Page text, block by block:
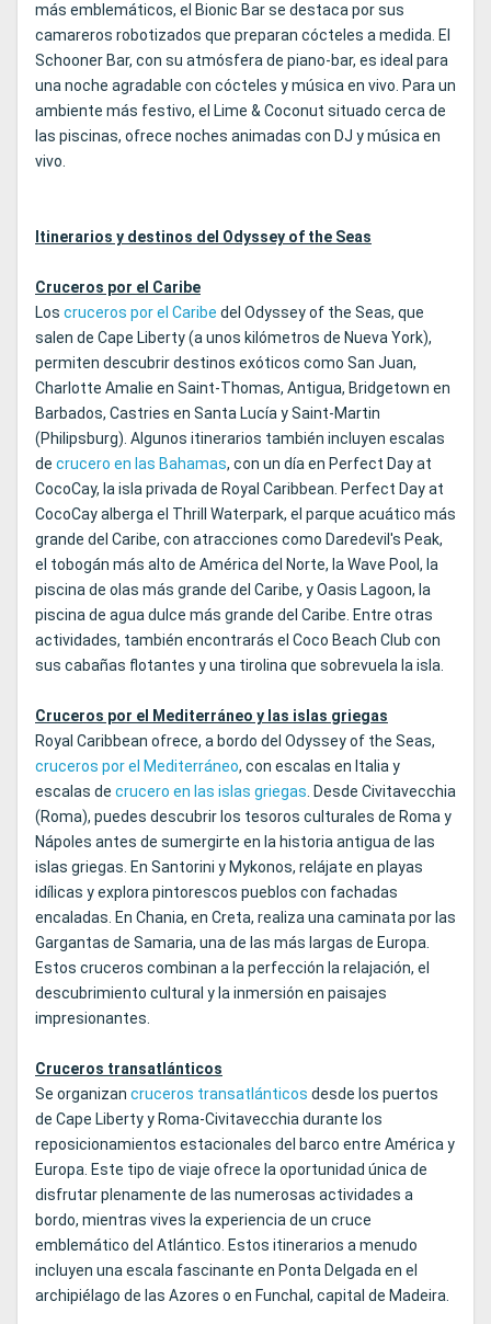
más emblemáticos, el Bionic Bar se destaca por sus
camareros robotizados que preparan cócteles a medida. El
Schooner Bar, con su atmósfera de piano-bar, es ideal para
una noche agradable con cócteles y música en vivo. Para un
ambiente más festivo, el Lime & Coconut situado cerca de
las piscinas, ofrece noches animadas con DJ y música en
vivo.
Itinerarios y destinos del Odyssey of the Seas
Cruceros por el Caribe
Los cruceros por el Caribe del Odyssey of the Seas, que
salen de Cape Liberty (a unos kilómetros de Nueva York),
permiten descubrir destinos exóticos como San Juan,
Charlotte Amalie en Saint-Thomas, Antigua, Bridgetown en
Barbados, Castries en Santa Lucía y Saint-Martin
(Philipsburg). Algunos itinerarios también incluyen escalas
de crucero en las Bahamas, con un día en Perfect Day at
CocoCay, la isla privada de Royal Caribbean. Perfect Day at
CocoCay alberga el Thrill Waterpark, el parque acuático más
grande del Caribe, con atracciones como Daredevil's Peak,
el tobogán más alto de América del Norte, la Wave Pool, la
piscina de olas más grande del Caribe, y Oasis Lagoon, la
piscina de agua dulce más grande del Caribe. Entre otras
actividades, también encontrarás el Coco Beach Club con
sus cabañas flotantes y una tirolina que sobrevuela la isla.
Cruceros por el Mediterráneo y las islas griegas
Royal Caribbean ofrece, a bordo del Odyssey of the Seas,
cruceros por el Mediterráneo, con escalas en Italia y
escalas de crucero en las islas griegas. Desde Civitavecchia
(Roma), puedes descubrir los tesoros culturales de Roma y
Nápoles antes de sumergirte en la historia antigua de las
islas griegas. En Santorini y Mykonos, relájate en playas
idílicas y explora pintorescos pueblos con fachadas
encaladas. En Chania, en Creta, realiza una caminata por las
Gargantas de Samaria, una de las más largas de Europa.
Estos cruceros combinan a la perfección la relajación, el
descubrimiento cultural y la inmersión en paisajes
impresionantes.
Cruceros transatlánticos
Se organizan cruceros transatlánticos desde los puertos
de Cape Liberty y Roma-Civitavecchia durante los
reposicionamientos estacionales del barco entre América y
Europa. Este tipo de viaje ofrece la oportunidad única de
disfrutar plenamente de las numerosas actividades a
bordo, mientras vives la experiencia de un cruce
emblemático del Atlántico. Estos itinerarios a menudo
incluyen una escala fascinante en Ponta Delgada en el
archipiélago de las Azores o en Funchal, capital de Madeira.